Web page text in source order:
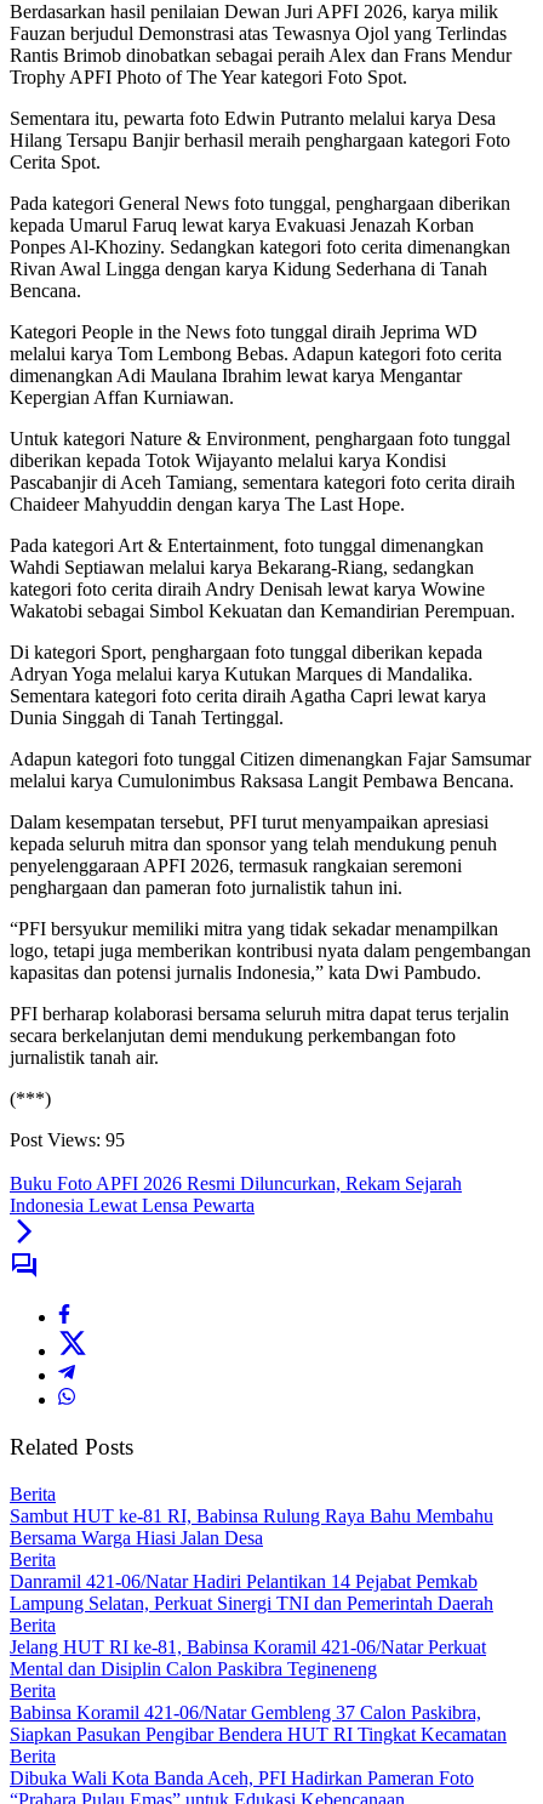
Berdasarkan hasil penilaian Dewan Juri APFI 2026, karya milik
Fauzan berjudul Demonstrasi atas Tewasnya Ojol yang Terlindas
Rantis Brimob dinobatkan sebagai peraih Alex dan Frans Mendur
Trophy APFI Photo of The Year kategori Foto Spot.
Sementara itu, pewarta foto Edwin Putranto melalui karya Desa
Hilang Tersapu Banjir berhasil meraih penghargaan kategori Foto
Cerita Spot.
Pada kategori General News foto tunggal, penghargaan diberikan
kepada Umarul Faruq lewat karya Evakuasi Jenazah Korban
Ponpes Al-Khoziny. Sedangkan kategori foto cerita dimenangkan
Rivan Awal Lingga dengan karya Kidung Sederhana di Tanah
Bencana.
Kategori People in the News foto tunggal diraih Jeprima WD
melalui karya Tom Lembong Bebas. Adapun kategori foto cerita
dimenangkan Adi Maulana Ibrahim lewat karya Mengantar
Kepergian Affan Kurniawan.
Untuk kategori Nature & Environment, penghargaan foto tunggal
diberikan kepada Totok Wijayanto melalui karya Kondisi
Pascabanjir di Aceh Tamiang, sementara kategori foto cerita diraih
Chaideer Mahyuddin dengan karya The Last Hope.
Pada kategori Art & Entertainment, foto tunggal dimenangkan
Wahdi Septiawan melalui karya Bekarang-Riang, sedangkan
kategori foto cerita diraih Andry Denisah lewat karya Wowine
Wakatobi sebagai Simbol Kekuatan dan Kemandirian Perempuan.
Di kategori Sport, penghargaan foto tunggal diberikan kepada
Adryan Yoga melalui karya Kutukan Marques di Mandalika.
Sementara kategori foto cerita diraih Agatha Capri lewat karya
Dunia Singgah di Tanah Tertinggal.
Adapun kategori foto tunggal Citizen dimenangkan Fajar Samsumar
melalui karya Cumulonimbus Raksasa Langit Pembawa Bencana.
Dalam kesempatan tersebut, PFI turut menyampaikan apresiasi
kepada seluruh mitra dan sponsor yang telah mendukung penuh
penyelenggaraan APFI 2026, termasuk rangkaian seremoni
penghargaan dan pameran foto jurnalistik tahun ini.
“PFI bersyukur memiliki mitra yang tidak sekadar menampilkan
logo, tetapi juga memberikan kontribusi nyata dalam pengembangan
kapasitas dan potensi jurnalis Indonesia,” kata Dwi Pambudo.
PFI berharap kolaborasi bersama seluruh mitra dapat terus terjalin
secara berkelanjutan demi mendukung perkembangan foto
jurnalistik tanah air.
(***)
Post Views: 95
Buku Foto APFI 2026 Resmi Diluncurkan, Rekam Sejarah
Indonesia Lewat Lensa Pewarta
Related Posts
Berita
Sambut HUT ke-81 RI, Babinsa Rulung Raya Bahu Membahu
Bersama Warga Hiasi Jalan Desa
Berita
Danramil 421-06/Natar Hadiri Pelantikan 14 Pejabat Pemkab
Lampung Selatan, Perkuat Sinergi TNI dan Pemerintah Daerah
Berita
Jelang HUT RI ke-81, Babinsa Koramil 421-06/Natar Perkuat
Mental dan Disiplin Calon Paskibra Tegineneng
Berita
Babinsa Koramil 421-06/Natar Gembleng 37 Calon Paskibra,
Siapkan Pasukan Pengibar Bendera HUT RI Tingkat Kecamatan
Berita
Dibuka Wali Kota Banda Aceh, PFI Hadirkan Pameran Foto
“Prahara Pulau Emas” untuk Edukasi Kebencanaan